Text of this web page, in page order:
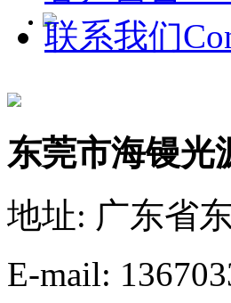
联系我们
东莞市海镘光
地址: 广东省
E-mail: